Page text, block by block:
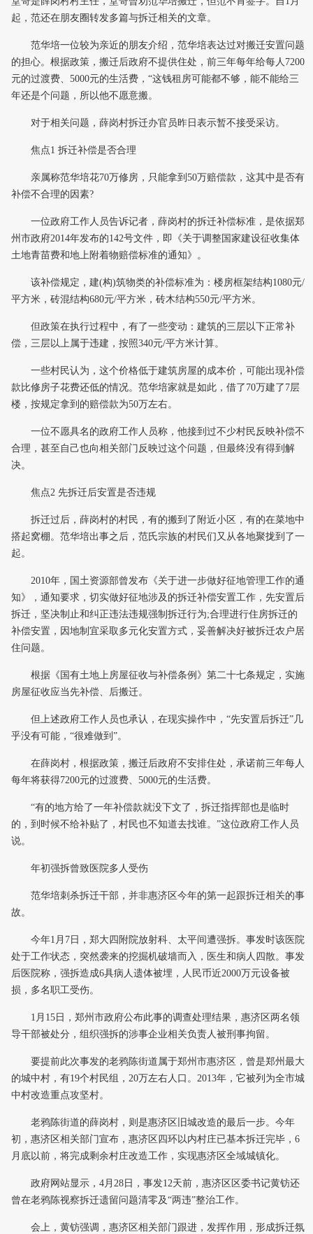
起，范还在朋友圈转发多篇与拆迁相关的文章。
范华培一位较为亲近的朋友介绍，范华培表达过对搬迁安置问题
的担心。根据政策，搬迁后政府不提供住处，前三年每年给每人7200
元的过渡费、5000元的生活费，“这钱租房可能都不够，能不能给三
年还是个问题，所以他不愿意搬。
对于相关问题，薛岗村拆迁办官员昨日表示暂不接受采访。
焦点1 拆迁补偿是否合理
亲属称范华培花70万修房，只能拿到50万赔偿款，这其中是否有
补偿不合理的因素?
一位政府工作人员告诉记者，薛岗村的拆迁补偿标准，是依据郑
州市政府2014年发布的142号文件，即《关于调整国家建设征收集体
土地青苗费和地上附着物赔偿标准的通知》。
该补偿规定，建(构)筑物类的补偿标准为：楼房框架结构1080元/
平方米，砖混结构680元/平方米，砖木结构550元/平方米。
但政策在执行过程中，有了一些变动：建筑的三层以下正常补
偿，三层以上属于违建，按照340元/平方米计算。
一些村民认为，这个价格低于建筑房屋的成本价，可能出现补偿
款比修房子花费还低的情况。范华培家就是如此，借了70万建了7层
楼，按规定拿到的赔偿款为50万左右。
一位不愿具名的政府工作人员称，他接到过不少村民反映补偿不
合理，甚至自己也向相关部门反映过这个问题，但最终没有得到解
决。
焦点2 先拆迁后安置是否违规
拆迁过后，薛岗村的村民，有的搬到了附近小区，有的在菜地中
搭起窝棚。范华培出事之后，范氏宗族的村民们又从各地聚拢到了一
起。
2010年，国土资源部曾发布《关于进一步做好征地管理工作的通
知》，通知要求，切实做好征地涉及的拆迁补偿安置工作，先安置后
拆迁，坚决制止和纠正违法违规强制拆迁行为;合理进行住房拆迁的
补偿安置，因地制宜采取多元化安置方式，妥善解决好被拆迁农户居
住问题。
根据《国有土地上房屋征收与补偿条例》第二十七条规定，实施
房屋征收应当先补偿、后搬迁。
但上述政府工作人员也承认，在现实操作中，“先安置后拆迁”几
乎没有可能，“很难做到”。
在薛岗村，根据政策，搬迁后政府不安排住处，承诺前三年每人
每年将获得7200元的过渡费、5000元的生活费。
“有的地方给了一年补偿款就没下文了，拆迁指挥部也是临时
的，到时候不给补贴了，村民也不知道去找谁。”这位政府工作人员
说。
年初强拆曾致医院多人受伤
范华培刺杀拆迁干部，并非惠济区今年的第一起跟拆迁相关的事
故。
今年1月7日，郑大四附院放射科、太平间遭强拆。事发时该医院
处于工作状态，突然袭来的挖掘机破墙而入，医生和病人四散。事发
后医院称，强拆造成6具病人遗体被埋，人民币近2000万元设备被
损，多名职工受伤。
1月15日，郑州市政府公布此事的调查处理结果，惠济区两名领
导干部被处分，组织强拆的涉事企业相关负责人被刑事拘留。
要提前此次事发的老鸦陈街道属于郑州市惠济区，曾是郑州最大
的城中村，有19个村民组，20万左右人口。2013年，它被列为全市城
中村改造重点攻坚村。
老鸦陈街道的薛岗村，则是惠济区旧城改造的最后一步。今年
初，惠济区相关部门宣布，惠济区四环以内村庄已基本拆迁完毕，6
月底以前，将完成剩余村庄改造工作，实现惠济区全域城镇化。
政府网站显示，4月28日，事发12天前，惠济区区委书记黄钫还
曾在老鸦陈视察拆迁遗留问题清零及“两违”整治工作。
会上，黄钫强调，惠济区相关部门跟进，发挥作用，形成拆迁氛